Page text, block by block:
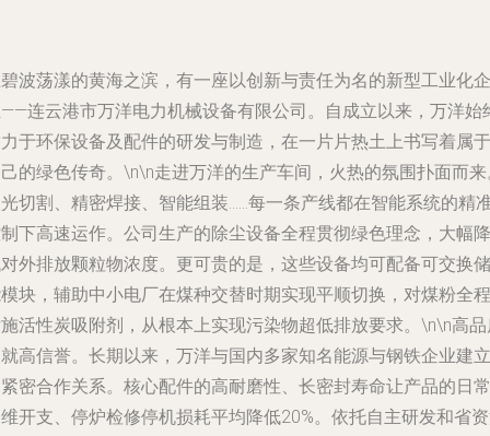
波荡漾的黄海之滨，有一座以创新与责任为名的新型工业化企
连云港市万洋电力机械设备有限公司。自成立以来，万洋始
于环保设备及配件的研发与制造，在一片片热土上书写着属于
的绿色传奇。\n\n走进万洋的生产车间，火热的氛围扑面而
切割、精密焊接、智能组装……每一条产线都在智能系统的精
下高速运作。公司生产的除尘设备全程贯彻绿色理念，大幅降
外排放颗粒物浓度。更可贵的是，这些设备均可配备可交换储
块，辅助中小电厂在煤种交替时期实现平顺切换，对煤粉全程
活性炭吸附剂，从根本上实现污染物超低排放要求。\n\n高
高信誉。长期以来，万洋与国内多家知名能源与钢铁企业建立
密合作关系。核心配件的高耐磨性、长密封寿命让产品的日常
开支、停炉检修停机损耗平均降低20%。依托自主研发和省